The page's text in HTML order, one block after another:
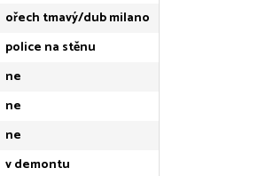
ořech tmavý/dub milano
police na stěnu
ne
ne
ne
v demontu